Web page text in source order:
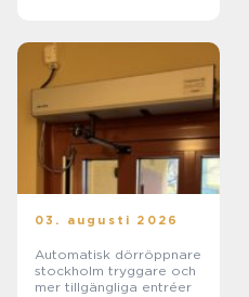
03. augusti 2026
Automatisk dörröppnare
stockholm tryggare och
mer tillgängliga entréer